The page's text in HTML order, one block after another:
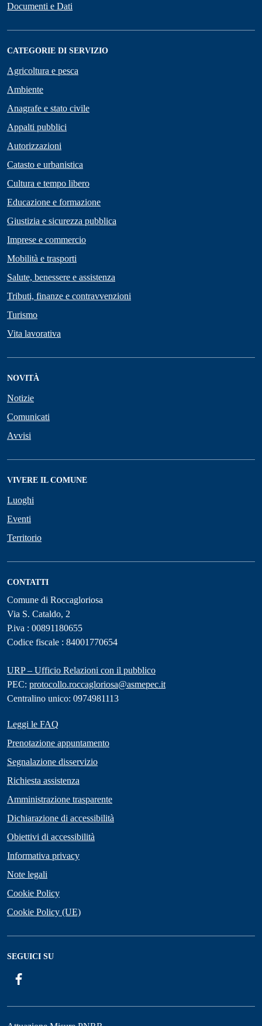
Documenti e Dati
CATEGORIE DI SERVIZIO
Agricoltura e pesca
Ambiente
Anagrafe e stato civile
Appalti pubblici
Autorizzazioni
Catasto e urbanistica
Cultura e tempo libero
Educazione e formazione
Giustizia e sicurezza pubblica
Imprese e commercio
Mobilità e trasporti
Salute, benessere e assistenza
Tributi, finanze e contravvenzioni
Turismo
Vita lavorativa
NOVITÀ
Notizie
Comunicati
Avvisi
VIVERE IL COMUNE
Luoghi
Eventi
Territorio
CONTATTI
Comune di Roccagloriosa
Via S. Cataldo, 2
P.iva : 00891180655
Codice fiscale : 84001770654
URP – Ufficio Relazioni con il pubblico
PEC: protocollo.roccagloriosa@asmepec.it
Centralino unico: 0974981113
Leggi le FAQ
Prenotazione appuntamento
Segnalazione disservizio
Richiesta assistenza
Amministrazione trasparente
Dichiarazione di accessibilità
Obiettivi di accessibilità
Informativa privacy
Note legali
Cookie Policy
Cookie Policy (UE)
SEGUICI SU